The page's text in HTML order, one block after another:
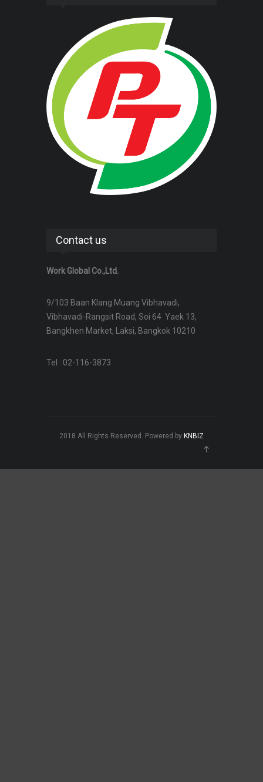
Contact us
Work Global Co.,Ltd.
9/103 Baan Klang Muang Vibhavadi,
Vibhavadi-Rangsit Road, Soi 64 Yaek 13,
Bangkhen Market, Laksi, Bangkok 10210
Tel : 02-116-3873
2018 All Rights Reserved. Powered by KNBIZ